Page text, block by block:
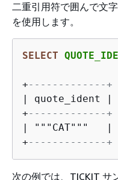
二重引用符で囲んで文
を使用します。
SELECT
+-------------+
|
quote_ident
|
+-------------+
|
"""CAT"""
|
+-------------+
次の例では、TICKIT サ